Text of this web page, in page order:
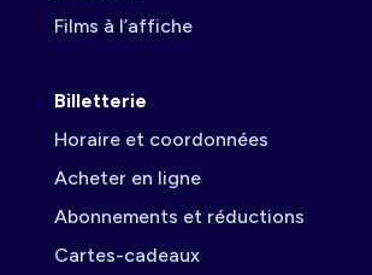
Films à l’affiche
Billetterie
Horaire et coordonnées
Acheter en ligne
Abonnements et réductions
Cartes-cadeaux